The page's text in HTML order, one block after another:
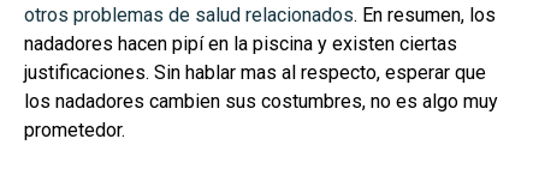
otros problemas de salud relacionados. En resumen, los
nadadores hacen pipí en la piscina y existen ciertas
justificaciones. Sin hablar mas al respecto, esperar que
los nadadores cambien sus costumbres, no es algo muy
prometedor.